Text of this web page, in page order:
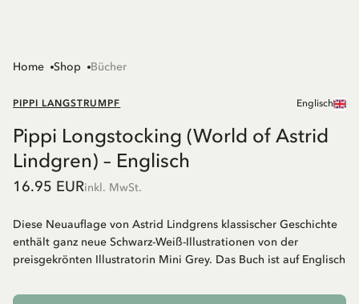
Home Shop Bücher
PIPPI LANGSTRUMPF Englisch
Pippi Longstocking (World of Astrid
Lindgren) – Englisch
16.95 EURinkl. MwSt.
Diese Neuauflage von Astrid Lindgrens klassischer Geschichte
enthält ganz neue Schwarz-Weiß-Illustrationen von der
preisgekrönten Illustratorin Mini Grey. Das Buch ist auf Englisch